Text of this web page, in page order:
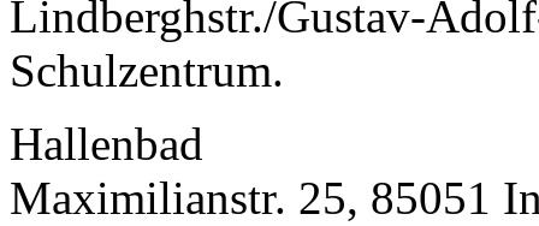
Lindberghstr./Gustav-
Schulzentrum.
Hallenbad
Maximilianstr. 25, 85051